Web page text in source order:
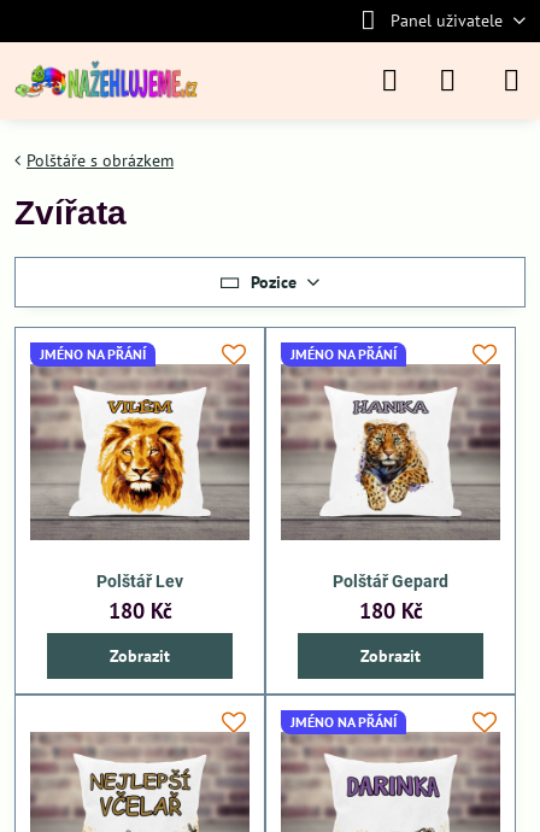
Panel uživatele
Polštáře s obrázkem
Zvířata
Pozice
JMÉNO NA PŘÁNÍ
Polštář Lev
180 Kč
Zobrazit
JMÉNO NA PŘÁNÍ
Polštář Gepard
180 Kč
Zobrazit
JMÉNO NA PŘÁNÍ